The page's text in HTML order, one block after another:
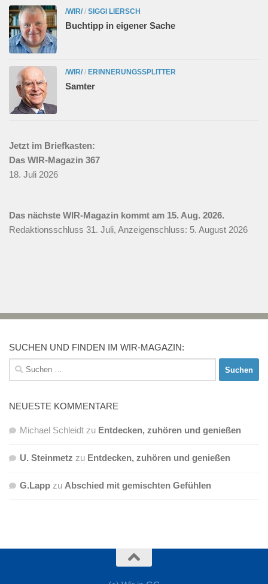
/WIR/ / SIGGI LIERSCH
Buchtipp in eigener Sache
/WIR/ / ERINNERUNGSSPLITTER
Samter
Jetzt im Briefkasten:
Das WIR-Magazin 367
18. Juli 2026
Das nächste WIR-Magazin kommt am 15. Aug. 2026.
Redaktionsschluss 31. Juli, Anzeigenschluss: 5. August 2026
SUCHEN UND FINDEN IM WIR-MAGAZIN:
Suchen
nach:
NEUESTE KOMMENTARE
Michael Schleidt zu Entdecken, zuhören und genießen
U. Steinmetz zu Entdecken, zuhören und genießen
G.Lapp zu Abschied mit gemischten Gefühlen